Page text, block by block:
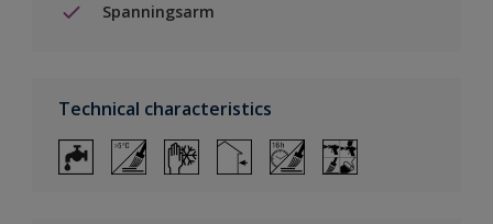
Spanningsarm
Technical characteristics